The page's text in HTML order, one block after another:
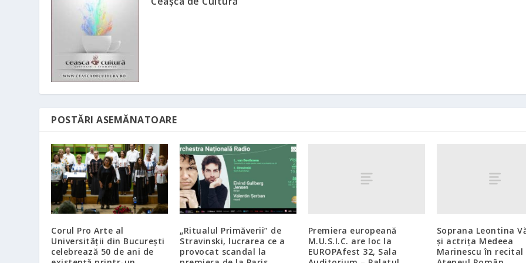
POSTĂRI ASEMĂNATOARE
Corul Pro Arte al
Universității din București
celebrează 50 de ani de
„Ritualul Primăverii” de
Stravinski, lucrarea ce a
provocat scandal la
Premiera europeană
M.U.S.I.C. are loc la
EUROPAfest 32, Sala
Soprana Leontina
și actrița Medeea
Marinescu în recital